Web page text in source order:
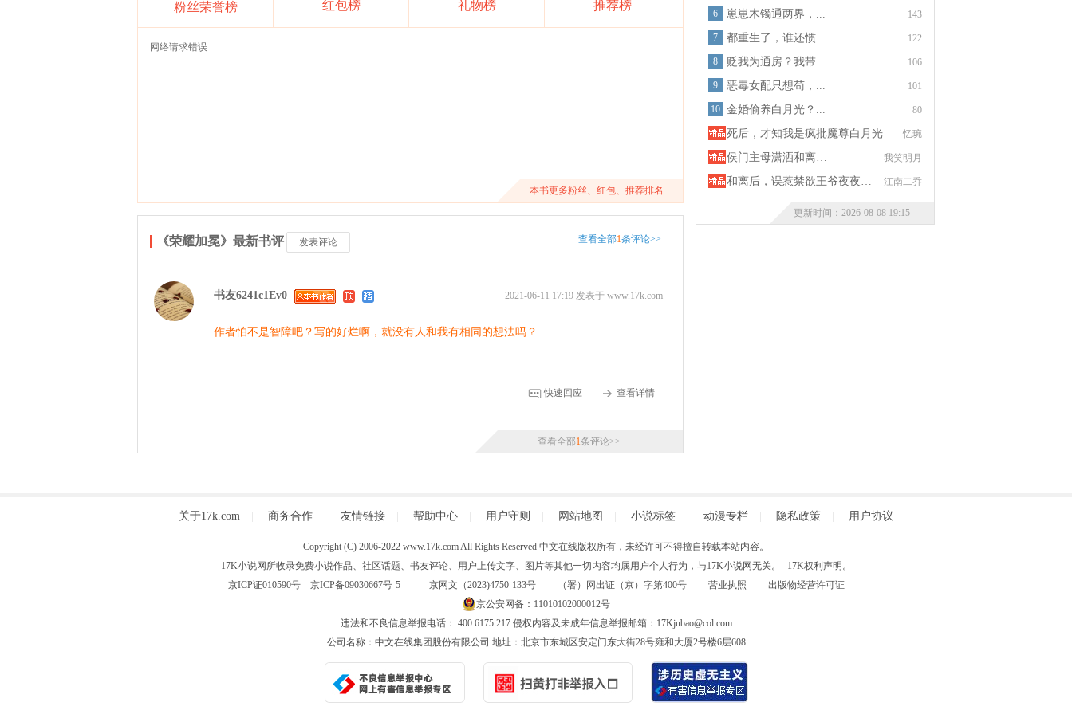
粉丝荣誉榜 红包榜 礼物榜 推荐榜
网络请求错误
本书更多粉丝、红包、推荐排名
查看全部1条评论>>
《荣耀加冕》最新书评 发表评论
2021-06-11 17:19 发表于 www.17k.com
书友6241c1Ev0
作者怕不是智障吧？写的好烂啊，就没有人和我有相同的想法吗？
快速回应 查看详情
查看全部1条评论>>
143
6 崽崽木镯通两界，...
122
7 都重生了，谁还惯...
106
8 贬我为通房？我带...
101
9 恶毒女配只想苟，...
80
10 金婚偷养白月光？...
忆琬
死后，才知我是疯批魔尊白月光
我笑明月
侯门主母潇洒和离…
江南二乔
和离后，误惹禁欲王爷夜夜…
更新时间：2026-08-08 19:15
关于17k.com 商务合作 友情链接 帮助中心 用户守则 网站地图 小说标签 动漫专栏 隐私政策 用户协议
Copyright (C) 2006-2022 www.17k.com All Rights Reserved 中文在线版权所有，未经许可不得擅自转载本站内容。
17K小说网所收录免费小说作品、社区话题、书友评论、用户上传文字、图片等其他一切内容均属用户个人行为，与17K小说网无关。--17K权利声明。
京ICP证010590号 京ICP备09030667号-5京网文（2023)4750-133号 （署）网出证（京）字第400号 营业执照
出版物经营许可证
京公安网备：11010102000012号
违法和不良信息举报电话： 400 6175 217 侵权内容及未成年信息举报邮箱：17Kjubao@col.com
公司名称：中文在线集团股份有限公司 地址：北京市东城区安定门东大街28号雍和大厦2号楼6层608